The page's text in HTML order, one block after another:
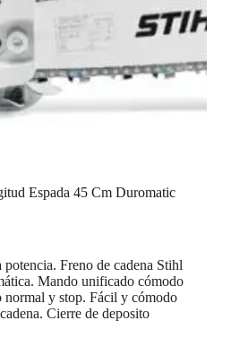
Espada 45 Cm Duromatic
Freno de cadena Stihl
Mando unificado cómodo
normal y stop. Fácil y cómodo
Cierre de deposito